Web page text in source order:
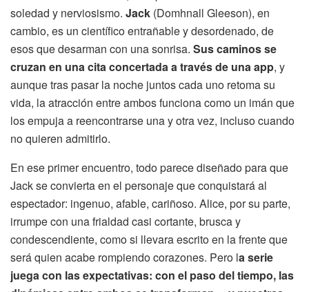
soledad y nerviosismo. Jack (Domhnall Gleeson), en
cambio, es un científico entrañable y desordenado, de
esos que desarman con una sonrisa. Sus caminos se
cruzan en una cita concertada a través de una app, y
aunque tras pasar la noche juntos cada uno retoma su
vida, la atracción entre ambos funciona como un imán que
los empuja a reencontrarse una y otra vez, incluso cuando
no quieren admitirlo.
En ese primer encuentro, todo parece diseñado para que
Jack se convierta en el personaje que conquistará al
espectador: ingenuo, afable, cariñoso. Alice, por su parte,
irrumpe con una frialdad casi cortante, brusca y
condescendiente, como si llevara escrito en la frente que
será quien acabe rompiendo corazones. Pero la serie
juega con las expectativas: con el paso del tiempo, las